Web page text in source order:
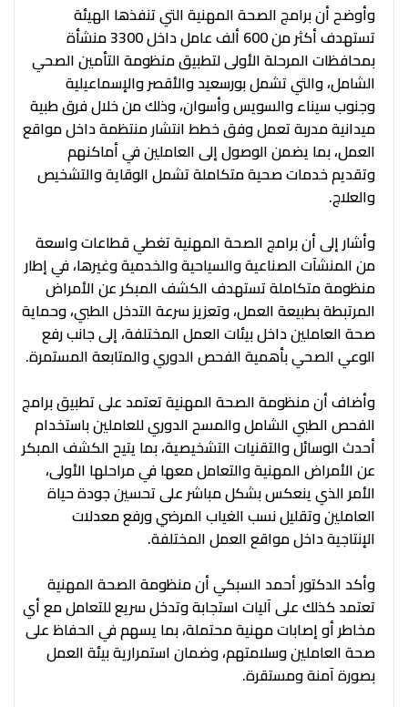
وأوضح أن برامج الصحة المهنية التي تنفذها الهيئة
تستهدف أكثر من 600 ألف عامل داخل 3300 منشأة
بمحافظات المرحلة الأولى لتطبيق منظومة التأمين الصحي
الشامل، والتي تشمل بورسعيد والأقصر والإسماعيلية
وجنوب سيناء والسويس وأسوان، وذلك من خلال فرق طبية
ميدانية مدربة تعمل وفق خطط انتشار منتظمة داخل مواقع
العمل، بما يضمن الوصول إلى العاملين في أماكنهم
وتقديم خدمات صحية متكاملة تشمل الوقاية والتشخيص
والعلاج.
وأشار إلى أن برامج الصحة المهنية تغطي قطاعات واسعة
من المنشآت الصناعية والسياحية والخدمية وغيرها، في إطار
منظومة متكاملة تستهدف الكشف المبكر عن الأمراض
المرتبطة بطبيعة العمل، وتعزيز سرعة التدخل الطبي، وحماية
صحة العاملين داخل بيئات العمل المختلفة، إلى جانب رفع
الوعي الصحي بأهمية الفحص الدوري والمتابعة المستمرة.
وأضاف أن منظومة الصحة المهنية تعتمد على تطبيق برامج
الفحص الطبي الشامل والمسح الدوري للعاملين باستخدام
أحدث الوسائل والتقنيات التشخيصية، بما يتيح الكشف المبكر
عن الأمراض المهنية والتعامل معها في مراحلها الأولى،
الأمر الذي ينعكس بشكل مباشر على تحسين جودة حياة
العاملين وتقليل نسب الغياب المرضي ورفع معدلات
الإنتاجية داخل مواقع العمل المختلفة.
وأكد الدكتور أحمد السبكي أن منظومة الصحة المهنية
تعتمد كذلك على آليات استجابة وتدخل سريع للتعامل مع أي
مخاطر أو إصابات مهنية محتملة، بما يسهم في الحفاظ على
صحة العاملين وسلامتهم، وضمان استمرارية بيئة العمل
بصورة آمنة ومستقرة.